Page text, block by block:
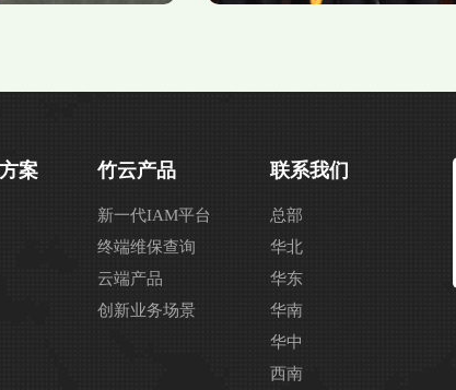
案 竹云产品
新一代IAM平台
终端维保查询
云端产品
创新业务场景
联系我们
总部
华北
华东
华南
华中
西南